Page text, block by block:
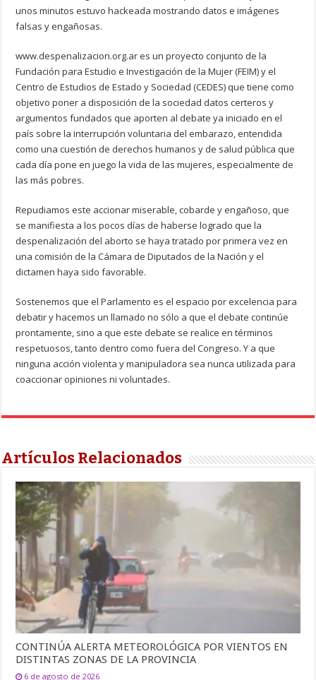
unos minutos estuvo hackeada mostrando datos e imágenes
falsas y engañosas.
www.despenalizacion.org.ar es un proyecto conjunto de la
Fundación para Estudio e Investigación de la Mujer (FEIM) y el
Centro de Estudios de Estado y Sociedad (CEDES) que tiene como
objetivo poner a disposición de la sociedad datos certeros y
argumentos fundados que aporten al debate ya iniciado en el
país sobre la interrupción voluntaria del embarazo, entendida
como una cuestión de derechos humanos y de salud pública que
cada día pone en juego la vida de las mujeres, especialmente de
las más pobres.
Repudiamos este accionar miserable, cobarde y engañoso, que
se manifiesta a los pocos días de haberse logrado que la
despenalización del aborto se haya tratado por primera vez en
una comisión de la Cámara de Diputados de la Nación y el
dictamen haya sido favorable.
Sostenemos que el Parlamento es el espacio por excelencia para
debatir y hacemos un llamado no sólo a que el debate continúe
prontamente, sino a que este debate se realice en términos
respetuosos, tanto dentro como fuera del Congreso. Y a que
ninguna acción violenta y manipuladora sea nunca utilizada para
coaccionar opiniones ni voluntades.
Artículos Relacionados
CONTINÚA ALERTA METEOROLÓGICA POR VIENTOS EN
DISTINTAS ZONAS DE LA PROVINCIA
6 de agosto de 2026